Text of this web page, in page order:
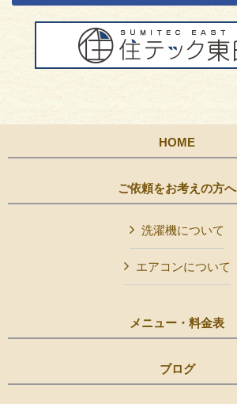
HOME
ご依頼をお考えの方へ
洗濯機について
エアコンについて
メニュー・料金表
ブログ